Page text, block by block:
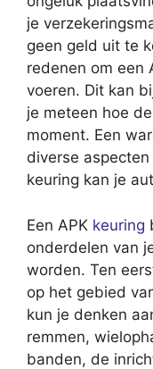
je
geen geld uit te
redenen om een
voeren. Dit kan
je meteen hoe
moment. Een
diverse
keuring kan je
Een APK keuring
onderdelen van
worden. Ten
op het gebied
kun je denken
remmen,
banden, de